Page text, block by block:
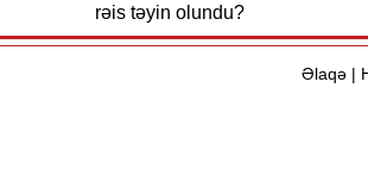
rəis təyin olundu?
Əlaqə|